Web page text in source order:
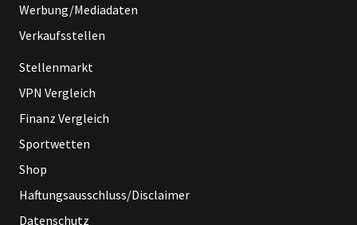
Werbung/Mediadaten
Verkaufsstellen
Stellenmarkt
VPN Vergleich
Finanz Vergleich
Sportwetten
Shop
Haftungsausschluss/Disclaimer
Datenschutz